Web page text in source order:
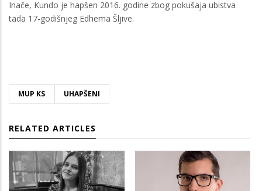
Inače, Kundo je hapšen 2016. godine zbog pokušaja ubistva
tada 17-godišnjeg Edhema Šljive.
MUP KS UHAPŠENI
RELATED ARTICLES